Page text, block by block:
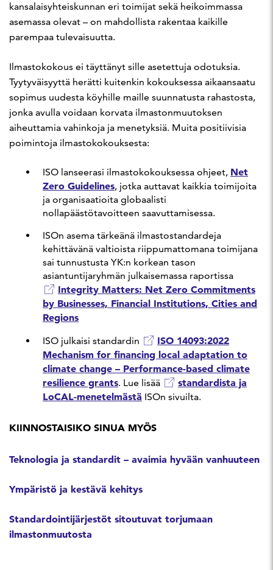
kansalaisyhteiskunnan eri toimijat sekä heikoimmassa
asemassa olevat – on mahdollista rakentaa kaikille
parempaa tulevaisuutta.
Ilmastokokous ei täyttänyt sille asetettuja odotuksia.
Tyytyväisyyttä herätti kuitenkin kokouksessa aikaansaatu
sopimus uudesta köyhille maille suunnatusta rahastosta,
jonka avulla voidaan korvata ilmastonmuutoksen
aiheuttamia vahinkoja ja menetyksiä. Muita positiivisia
poimintoja ilmastokokouksesta:
ISO lanseerasi ilmastokokouksessa ohjeet, Net
Zero Guidelines, jotka auttavat kaikkia toimijoita
ja organisaatioita globaalisti
nollapäästötavoitteen saavuttamisessa.
ISOn asema tärkeänä ilmastostandardeja
kehittävänä valtioista riippumattomana toimijana
sai tunnustusta YK:n korkean tason
asiantuntijaryhmän julkaisemassa raportissa
Integrity Matters: Net Zero Commitments
by Businesses, Financial Institutions, Cities and
Regions
ISO julkaisi standardin
ISO 14093:2022
Mechanism for financing local adaptation to
climate change – Performance-based climate
resilience grants. Lue lisää
standardista ja
LoCAL-menetelmästä ISOn sivuilta.
KIINNOSTAISIKO SINUA MYÖS
Teknologia ja standardit – avaimia hyvään vanhuuteen
Ympäristö ja kestävä kehitys
Standardointijärjestöt sitoutuvat torjumaan
ilmastonmuutosta